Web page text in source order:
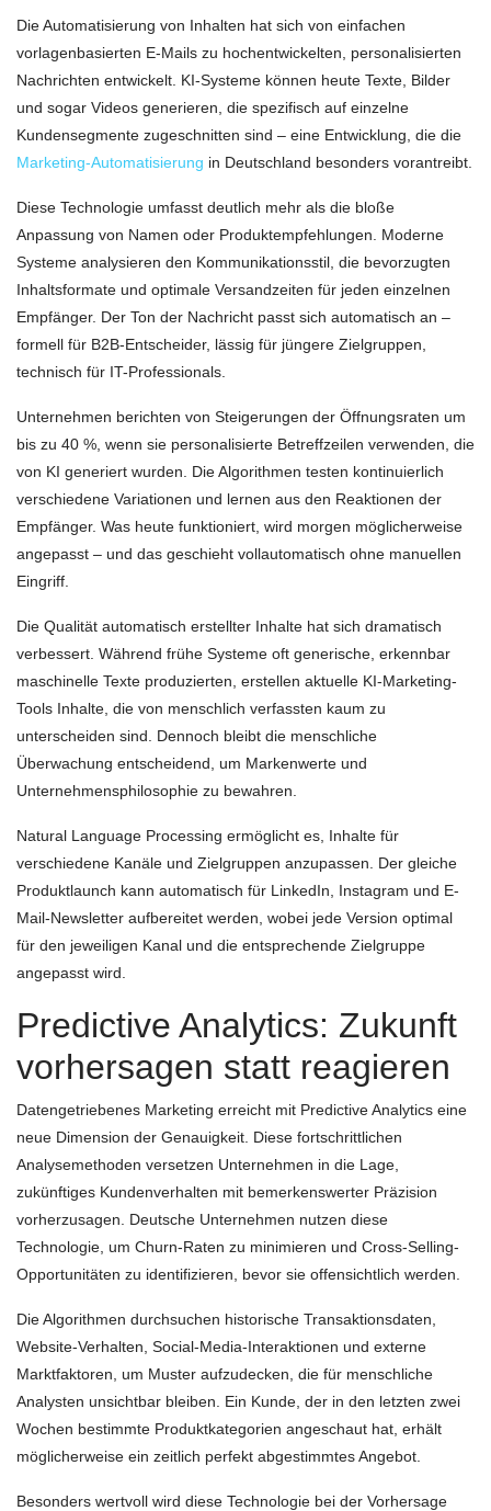
Die Automatisierung von Inhalten hat sich von einfachen
vorlagenbasierten E-Mails zu hochentwickelten, personalisierten
Nachrichten entwickelt. KI-Systeme können heute Texte, Bilder
und sogar Videos generieren, die spezifisch auf einzelne
Kundensegmente zugeschnitten sind – eine Entwicklung, die die
Marketing-Automatisierung in Deutschland besonders vorantreibt.
Diese Technologie umfasst deutlich mehr als die bloße
Anpassung von Namen oder Produktempfehlungen. Moderne
Systeme analysieren den Kommunikationsstil, die bevorzugten
Inhaltsformate und optimale Versandzeiten für jeden einzelnen
Empfänger. Der Ton der Nachricht passt sich automatisch an –
formell für B2B-Entscheider, lässig für jüngere Zielgruppen,
technisch für IT-Professionals.
Unternehmen berichten von Steigerungen der Öffnungsraten um
bis zu 40 %, wenn sie personalisierte Betreffzeilen verwenden, die
von KI generiert wurden. Die Algorithmen testen kontinuierlich
verschiedene Variationen und lernen aus den Reaktionen der
Empfänger. Was heute funktioniert, wird morgen möglicherweise
angepasst – und das geschieht vollautomatisch ohne manuellen
Eingriff.
Die Qualität automatisch erstellter Inhalte hat sich dramatisch
verbessert. Während frühe Systeme oft generische, erkennbar
maschinelle Texte produzierten, erstellen aktuelle KI-Marketing-
Tools Inhalte, die von menschlich verfassten kaum zu
unterscheiden sind. Dennoch bleibt die menschliche
Überwachung entscheidend, um Markenwerte und
Unternehmensphilosophie zu bewahren.
Natural Language Processing ermöglicht es, Inhalte für
verschiedene Kanäle und Zielgruppen anzupassen. Der gleiche
Produktlaunch kann automatisch für LinkedIn, Instagram und E-
Mail-Newsletter aufbereitet werden, wobei jede Version optimal
für den jeweiligen Kanal und die entsprechende Zielgruppe
angepasst wird.
Predictive Analytics: Zukunft
vorhersagen statt reagieren
Datengetriebenes Marketing erreicht mit Predictive Analytics eine
neue Dimension der Genauigkeit. Diese fortschrittlichen
Analysemethoden versetzen Unternehmen in die Lage,
zukünftiges Kundenverhalten mit bemerkenswerter Präzision
vorherzusagen. Deutsche Unternehmen nutzen diese
Technologie, um Churn-Raten zu minimieren und Cross-Selling-
Opportunitäten zu identifizieren, bevor sie offensichtlich werden.
Die Algorithmen durchsuchen historische Transaktionsdaten,
Website-Verhalten, Social-Media-Interaktionen und externe
Marktfaktoren, um Muster aufzudecken, die für menschliche
Analysten unsichtbar bleiben. Ein Kunde, der in den letzten zwei
Wochen bestimmte Produktkategorien angeschaut hat, erhält
möglicherweise ein zeitlich perfekt abgestimmtes Angebot.
Besonders wertvoll wird diese Technologie bei der Vorhersage